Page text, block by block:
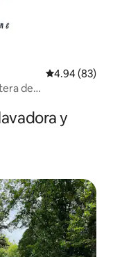
Calificación
4.94 (83)
de
y